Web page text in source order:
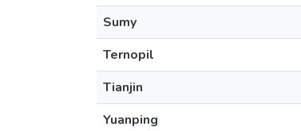
Sumy
Ternopil
Tianjin
Yuanping